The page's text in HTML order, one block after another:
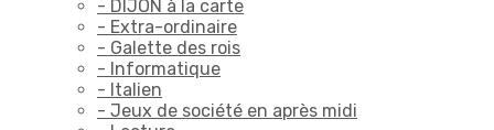
- DIJON à la carte
- Extra-ordinaire
- Galette des rois
- Informatique
- Italien
- Jeux de société en après midi